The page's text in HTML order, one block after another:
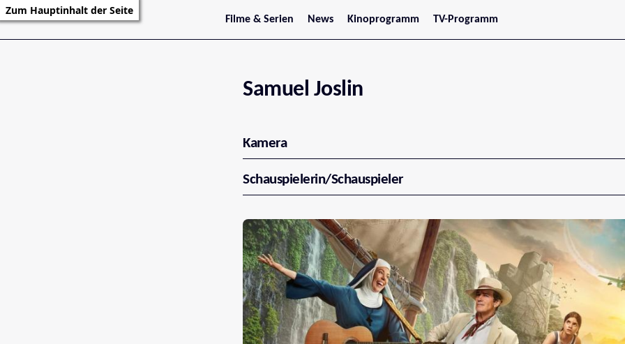
Zum Hauptinhalt der Seite
Filme & Serien
Trailer
Serienarchiv
News
Stars
Kinoprogramm
Jetzt im Kino
Tirol
Vorarlberg
TV-Programm
Samuel Joslin
Kamera
Schauspielerin/Schauspieler